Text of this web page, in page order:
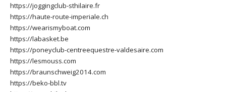
https://joggingclub-sthilaire.fr
https://haute-route-imperiale.ch
https://wearismyboat.com
https://labasket.be
https://poneyclub-centreequestre-valdesaire.com
https://lesmouss.com
https://braunschweig2014.com
https://beko-bbl.tv